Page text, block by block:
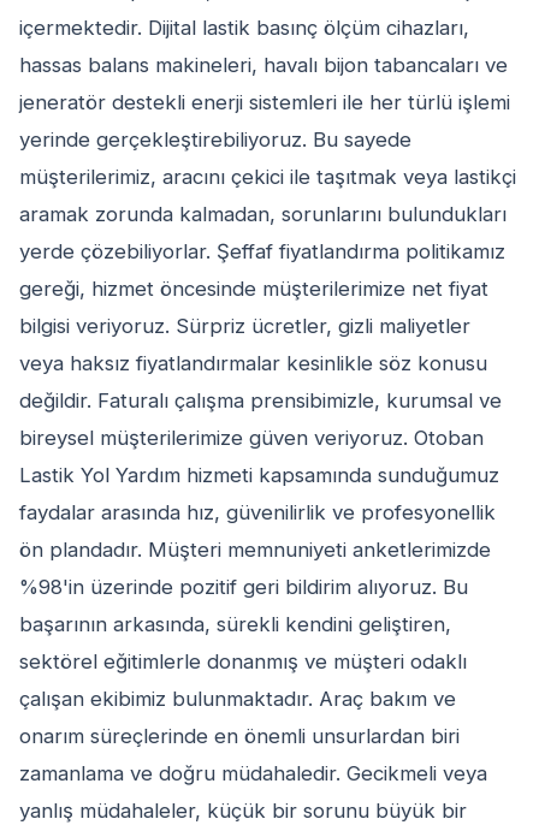
içermektedir. Dijital lastik basınç ölçüm cihazları,
hassas balans makineleri, havalı bijon tabancaları ve
jeneratör destekli enerji sistemleri ile her türlü işlemi
yerinde gerçekleştirebiliyoruz. Bu sayede
müşterilerimiz, aracını çekici ile taşıtmak veya lastikçi
aramak zorunda kalmadan, sorunlarını bulundukları
yerde çözebiliyorlar. Şeffaf fiyatlandırma politikamız
gereği, hizmet öncesinde müşterilerimize net fiyat
bilgisi veriyoruz. Sürpriz ücretler, gizli maliyetler
veya haksız fiyatlandırmalar kesinlikle söz konusu
değildir. Faturalı çalışma prensibimizle, kurumsal ve
bireysel müşterilerimize güven veriyoruz. Otoban
Lastik Yol Yardım hizmeti kapsamında sunduğumuz
faydalar arasında hız, güvenilirlik ve profesyonellik
ön plandadır. Müşteri memnuniyeti anketlerimizde
%98'in üzerinde pozitif geri bildirim alıyoruz. Bu
başarının arkasında, sürekli kendini geliştiren,
sektörel eğitimlerle donanmış ve müşteri odaklı
çalışan ekibimiz bulunmaktadır. Araç bakım ve
onarım süreçlerinde en önemli unsurlardan biri
zamanlama ve doğru müdahaledir. Gecikmeli veya
yanlış müdahaleler, küçük bir sorunu büyük bir